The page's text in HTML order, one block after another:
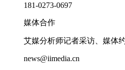
181-0273-0697
媒体合作
艾媒分析师记者采访、媒体
news@iimedia.cn